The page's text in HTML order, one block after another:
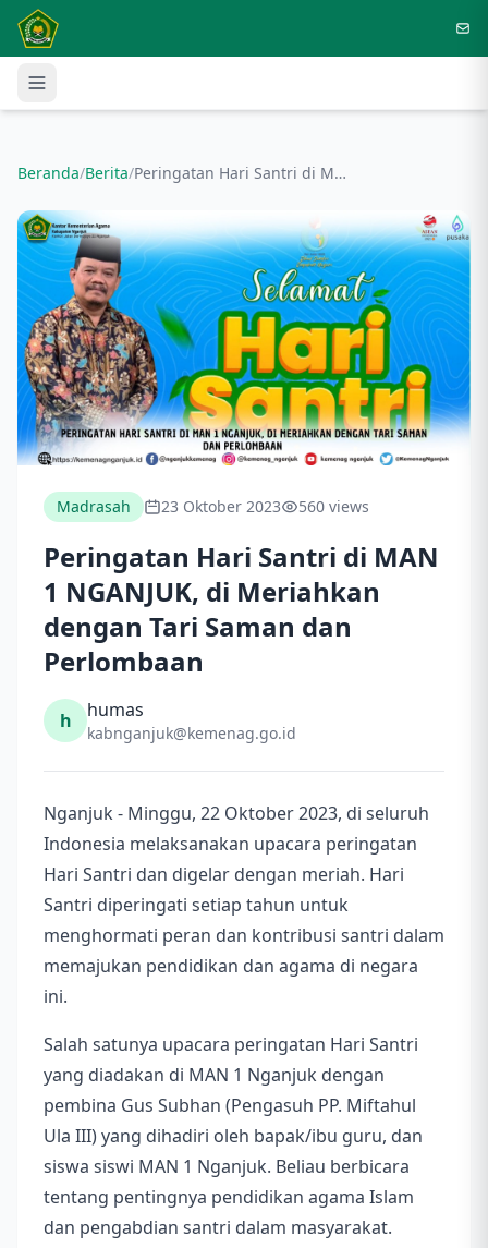
Langsung ke konten utama
Beranda/Berita/ Peringatan Hari Santri di MAN 1 NGANJUK, di Meriahkan dengan Tari Saman dan Perlombaan
Madrasah 23 Oktober 2023 560 views
Peringatan Hari Santri di MAN
1 NGANJUK, di Meriahkan
dengan Tari Saman dan
Perlombaan
h humas
kabnganjuk@kemenag.go.id
Nganjuk - Minggu, 22 Oktober 2023, di seluruh
Indonesia melaksanakan upacara peringatan
Hari Santri dan digelar dengan meriah. Hari
Santri diperingati setiap tahun untuk
menghormati peran dan kontribusi santri dalam
memajukan pendidikan dan agama di negara
ini.
Salah satunya upacara peringatan Hari Santri
yang diadakan di MAN 1 Nganjuk dengan
pembina Gus Subhan (Pengasuh PP. Miftahul
Ula III) yang dihadiri oleh bapak/ibu guru, dan
siswa siswi MAN 1 Nganjuk. Beliau berbicara
tentang pentingnya pendidikan agama Islam
dan pengabdian santri dalam masyarakat.